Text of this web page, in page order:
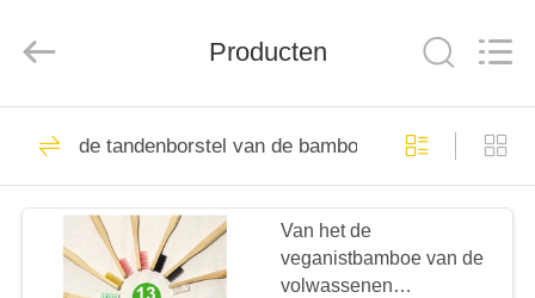
HUIS
PRODUCTEN
VIDEO'S
CENTER.
Mondelinge
Zorgtandpasta
150
Producten
de tandenborstel van de bamboehoutskool
Van het de
veganistbamboe van de
volwassenen